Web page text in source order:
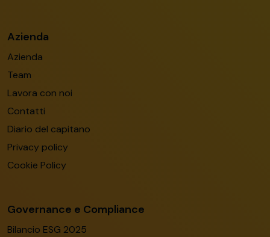
Azienda
Azienda
Team
Lavora con noi
Contatti
Diario del capitano
Privacy policy
Cookie Policy
Governance e Compliance
Bilancio ESG 2025